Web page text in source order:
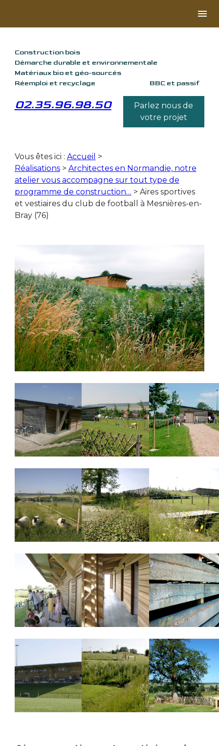
menu
Construction bois
Démarche durable et environnementale
Matériaux bio et géo-sourcés
Réemploi et recyclage
BBC et passif
02.35.96.98.50
Parlez nous de
votre projet
Vous êtes ici : Accueil >
Réalisations> Architectes en Normandie, notre
atelier vous accompagne sur tout type de
programme de construction… > Aires sportives
et vestiaires du club de football à Mesnières-en-
Bray (76)